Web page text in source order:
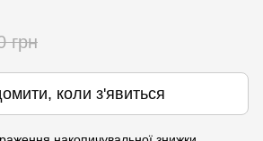
грн
коли з'явиться